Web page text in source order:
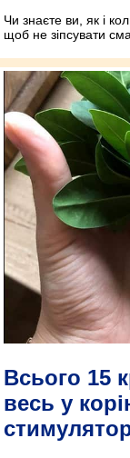
Чи знаєте ви, як і
щоб не зіпсувати
Всього 15
весь у